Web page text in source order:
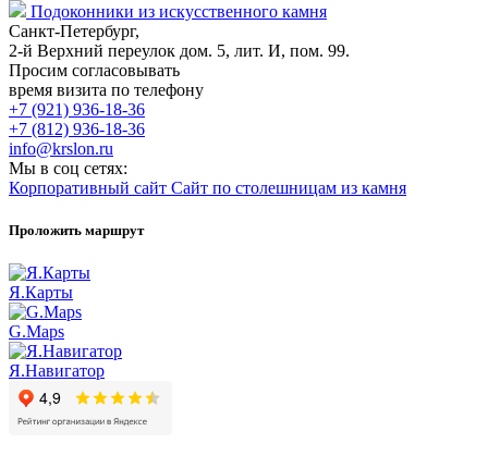
Подоконники из искусственного камня
Санкт-Петербург,
2-й Верхний переулок дом. 5, лит. И, пом. 99.
Просим согласовывать
время визита по телефону
+7 (921) 936-18-36
+7 (812) 936-18-36
info@krslon.ru
Мы в соц сетях:
Корпоративный сайт Сайт по столешницам из камня
Проложить маршрут
Я.Карты
G.Maps
Я.Навигатор